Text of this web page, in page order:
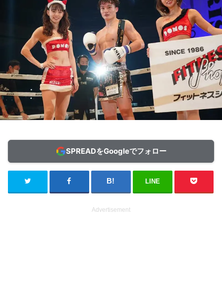
SPREADをGoogleでフォロー
LINE
Advertisement